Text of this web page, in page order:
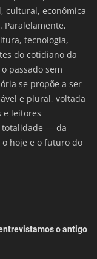
cultural, econômica
Paralelamente,
tecnologia,
do cotidiano da
passado sem
se propõe a ser
e plural, voltada
e leitores
totalidade — da
hoje e o futuro do
o antigo